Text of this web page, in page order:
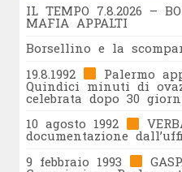
IL TEMPO 7.8.2026 –
MAFIA APPALTI
Borsellino e la
19.8.1992
Palermo
Quindici minuti di
celebrata dopo 30
10 agosto 1992
documentazione
9 febbraio 1993